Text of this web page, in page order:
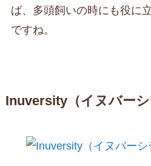
ば、多頭飼いの時にも役に
ですね。
Inuversity（イヌバーシ